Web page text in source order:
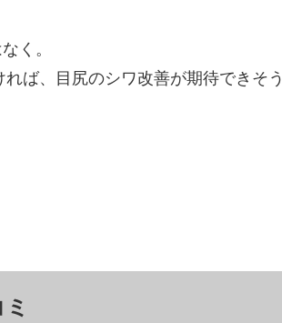
く。
ば、目尻のシワ改善が期待できそう